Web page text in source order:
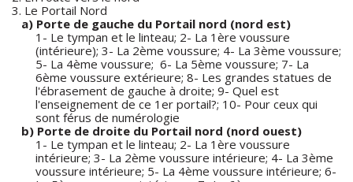
3. Le Portail Nord
a) Porte de gauche du Portail nord (nord est)
1- Le tympan et le linteau; 2- La 1ère voussure
(intérieure); 3- La 2ème voussure; 4- La 3ème voussure;
5- La 4ème voussure; 6- La 5ème voussure; 7- La
6ème voussure extérieure; 8- Les grandes statues de
l'ébrasement de gauche à droite; 9- Quel est
l'enseignement de ce 1er portail?; 10- Pour ceux qui
sont férus de numérologie
b) Porte de droite du Portail nord (nord ouest)
1- Le tympan et le linteau; 2- La 1ère voussure
intérieure; 3- La 2ème voussure intérieure; 4- La 3ème
voussure intérieure; 5- La 4ème voussure intérieure; 6-